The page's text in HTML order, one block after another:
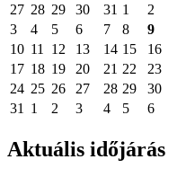
27 28 29 30 31 1
2
3
4 5 6 7 8
9
10 11 12 13 14 15
16
17 18 19 20 21 22
23
24 25 26 27 28 29
30
31
1 2 3 4 5 6
Aktuális időjárás